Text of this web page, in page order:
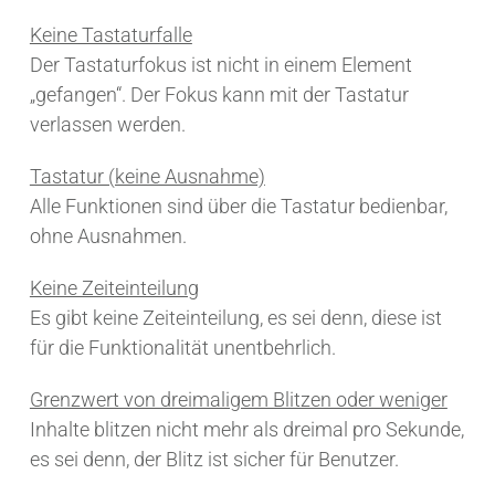
Keine Tastaturfalle
Der Tastaturfokus ist nicht in einem Element
„gefangen“. Der Fokus kann mit der Tastatur
verlassen werden.
Tastatur (keine Ausnahme)
Alle Funktionen sind über die Tastatur bedienbar,
ohne Ausnahmen.
Keine Zeiteinteilung
Es gibt keine Zeiteinteilung, es sei denn, diese ist
für die Funktionalität unentbehrlich.
Grenzwert von dreimaligem Blitzen oder weniger
Inhalte blitzen nicht mehr als dreimal pro Sekunde,
es sei denn, der Blitz ist sicher für Benutzer.